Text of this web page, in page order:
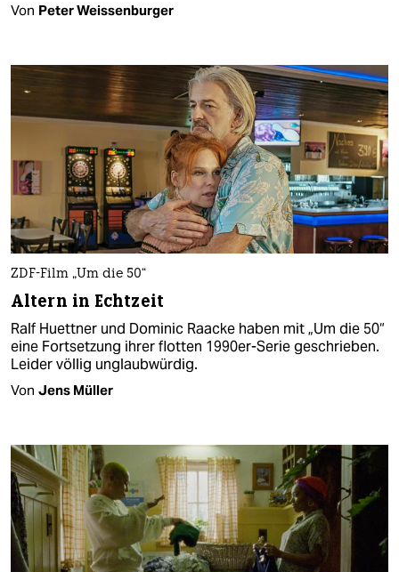
Von Peter Weissenburger
ZDF-Film „Um die 50“
Altern in Echtzeit
Ralf Huettner und Dominic Raacke haben mit „Um die 50“
eine Fortsetzung ihrer flotten 1990er-Serie geschrieben.
Leider völlig unglaubwürdig.
Von Jens Müller